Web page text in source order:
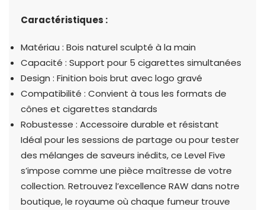
Caractéristiques :
Matériau : Bois naturel sculpté à la main
Capacité : Support pour 5 cigarettes simultanées
Design : Finition bois brut avec logo gravé
Compatibilité : Convient à tous les formats de
cônes et cigarettes standards
Robustesse : Accessoire durable et résistant
Idéal pour les sessions de partage ou pour tester
des mélanges de saveurs inédits, ce Level Five
s’impose comme une pièce maîtresse de votre
collection. Retrouvez l’excellence RAW dans notre
boutique, le royaume où chaque fumeur trouve